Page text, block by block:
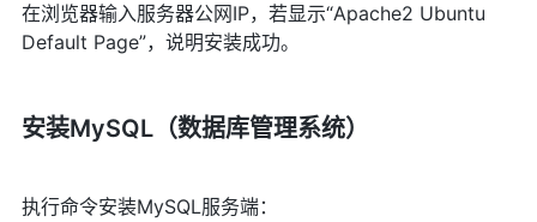
在浏览器输入服务器公网IP，若显示“Apache2 Ubuntu
Default Page”，说明安装成功。
安装MySQL（数据库管理系统）
执行命令安装MySQL服务端：